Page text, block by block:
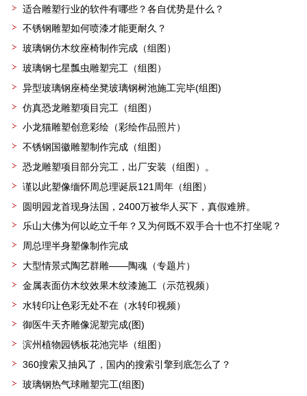
适合雕塑行业的软件有哪些？各自优势是什么？
不锈钢雕塑如何喷漆才能更耐久？
玻璃钢仿木纹座椅制作完成（组图）
玻璃钢七星瓢虫雕塑完工（组图）
异型玻璃钢座椅坐凳玻璃钢树池施工完毕(组图)
仿真恐龙雕塑项目完工（组图）
小龙猫雕塑创意彩绘（彩绘作品照片）
不锈钢国徽雕塑制作完成（组图）
恐龙雕塑项目部分完工，出厂安装（组图）。
谨以此塑像缅怀周总理诞辰121周年（组图）
圆明园龙首现身法国，2400万被华人买下，真假难辨。
乐山大佛为何以屹立千年？又为何既不双手合十也不打坐呢？
周总理半身塑像制作完成
大型情景式陶艺群雕——陶魂（专题片）
金属表面仿木纹效果木纹漆施工（示范视频）
水转印让色彩无处不在（水转印视频）
御医牛天齐雕像泥塑完成(图)
滨州植物园锈板花池完毕（组图）
360搜索又抽风了，国内的搜索引擎到底怎么了？
玻璃钢热气球雕塑完工(组图)